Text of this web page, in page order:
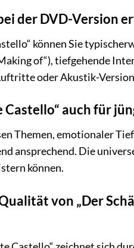
der DVD-Version
können Sie
of“), tiefgehende
oder Akustik-
auch für
Themen, emotionaler
ansprechend. Die
können.
von „Der